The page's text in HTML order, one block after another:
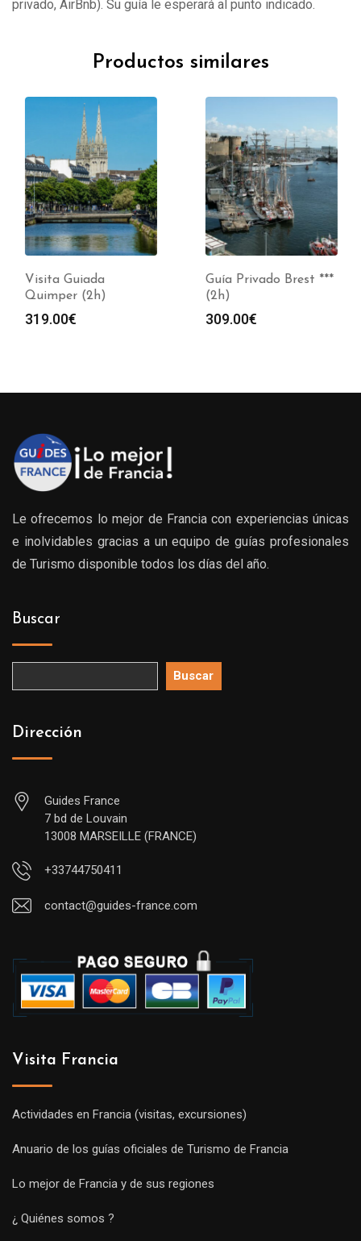
privado, AirBnb). Su guía le esperará al punto indicado.
Productos similares
Visita Guiada
Quimper (2h)
319.00€
Guía Privado Brest ***
(2h)
309.00€
Le ofrecemos lo mejor de Francia con experiencias únicas
e inolvidables gracias a un equipo de guías profesionales
de Turismo disponible todos los días del año.
Buscar
Buscar
Dirección
Guides France
7 bd de Louvain
13008 MARSEILLE (FRANCE)
+33744750411
contact@guides-france.com
Visita Francia
Actividades en Francia (visitas, excursiones)
Anuario de los guías oficiales de Turismo de Francia
Lo mejor de Francia y de sus regiones
¿ Quiénes somos ?